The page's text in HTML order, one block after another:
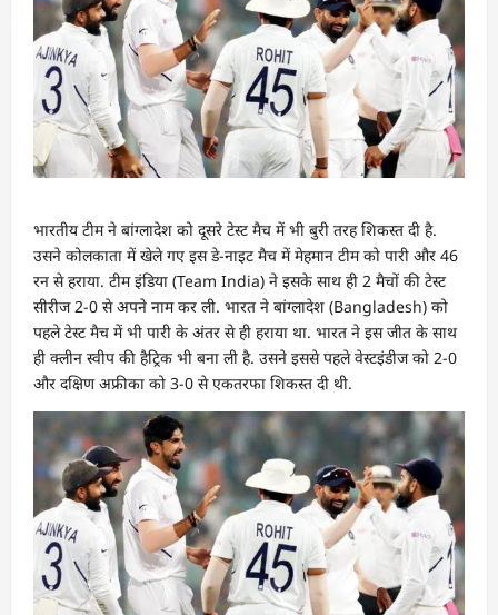
भारतीय टीम ने बांग्लादेश को दूसरे टेस्ट मैच में भी बुरी तरह शिकस्त दी है.
उसने कोलकाता में खेले गए इस डे-नाइट मैच में मेहमान टीम को पारी और 46
रन से हराया. टीम इंडिया (Team India) ने इसके साथ ही 2 मैचों की टेस्ट
सीरीज 2-0 से अपने नाम कर ली. भारत ने बांग्लादेश (Bangladesh) को
पहले टेस्ट मैच में भी पारी के अंतर से ही हराया था. भारत ने इस जीत के साथ
ही क्लीन स्वीप की हैट्रिक भी बना ली है. उसने इससे पहले वेस्टइंडीज को 2-0
और दक्षिण अफ्रीका को 3-0 से एकतरफा शिकस्त दी थी.